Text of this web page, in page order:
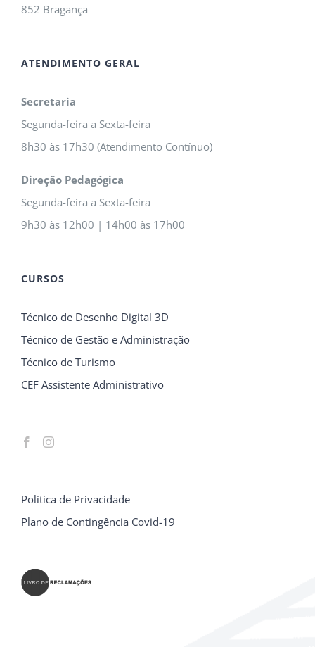
852 Bragança
ATENDIMENTO GERAL
Secretaria
Segunda-feira a Sexta-feira
8h30 às 17h30 (Atendimento Contínuo)
Direção Pedagógica
Segunda-feira a Sexta-feira
9h30 às 12h00 | 14h00 às 17h00
CURSOS
Técnico de Desenho Digital 3D
Técnico de Gestão e Administração
Técnico de Turismo
CEF Assistente Administrativo
Política de Privacidade
Plano de Contingência Covid-19